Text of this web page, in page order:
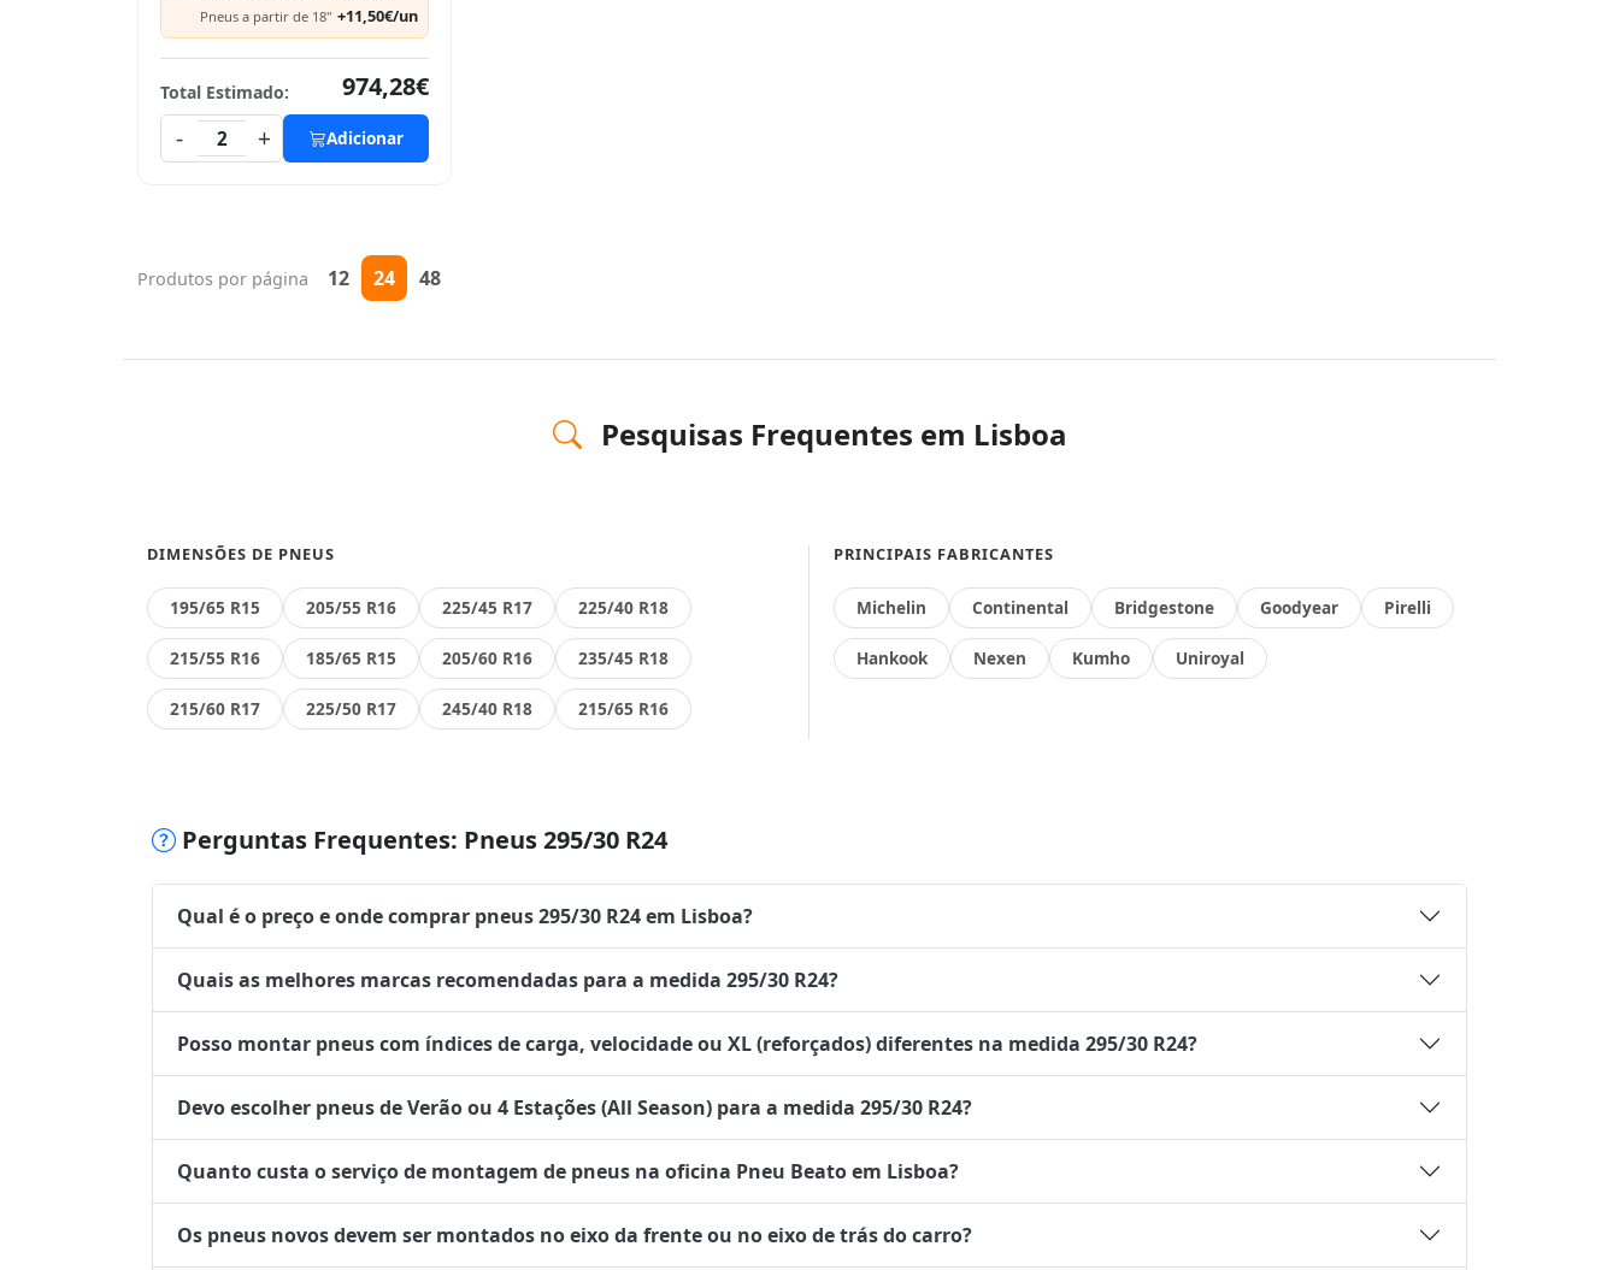
Pneus a partir de 18" +11,50€/un
Total Estimado:
974,28€
-
2 + Adicionar
Produtos por página 12 24 48
Pesquisas Frequentes em Lisboa
DIMENSÕES DE PNEUS
195/65 R15 205/55 R16 225/45 R17 225/40 R18
215/55 R16 185/65 R15 205/60 R16 235/45 R18
215/60 R17 225/50 R17 245/40 R18 215/65 R16
PRINCIPAIS FABRICANTES
Michelin Continental Bridgestone Goodyear Pirelli
Hankook Nexen Kumho Uniroyal
Perguntas Frequentes: Pneus 295/30 R24
Qual é o preço e onde comprar pneus 295/30 R24 em Lisboa?
Quais as melhores marcas recomendadas para a medida 295/30 R24?
Posso montar pneus com índices de carga, velocidade ou XL (reforçados) diferentes na medida 295/30 R24?
Devo escolher pneus de Verão ou 4 Estações (All Season) para a medida 295/30 R24?
Quanto custa o serviço de montagem de pneus na oficina Pneu Beato em Lisboa?
Os pneus novos devem ser montados no eixo da frente ou no eixo de trás do carro?